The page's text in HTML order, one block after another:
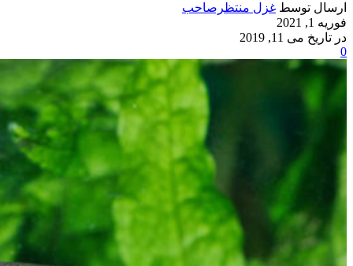
ارسال توسط غزل منتظرصاحب
فوریه 1, 2021
در تاریخ می 11, 2019
0